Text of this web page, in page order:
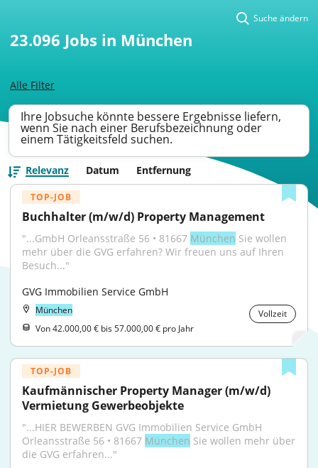
Alle Filter
Suche ändern
23.096 Jobs in München
Ihre Jobsuche könnte bessere Ergebnisse liefern,
wenn Sie nach einer Berufsbezeichnung oder
einem Tätigkeitsfeld suchen.
Relevanz Datum Entfernung
TOP-JOB
Buchhalter (m/w/d) Property Management
"...GmbH Orleansstraße 56 • 81667 München Sie wollen
mehr über die GVG erfahren? Wir freuen uns auf Ihren
Besuch..."
GVG Immobilien Service GmbH
München
Vollzeit
Von 42.000,00 € bis 57.000,00 € pro Jahr
TOP-JOB
Kaufmännischer Property Manager (m/w/d)
Vermietung Gewerbeobjekte
"...HIER BEWERBEN GVG Immobilien Service GmbH
Orleansstraße 56 • 81667 München Sie wollen mehr über
die GVG erfahren..."